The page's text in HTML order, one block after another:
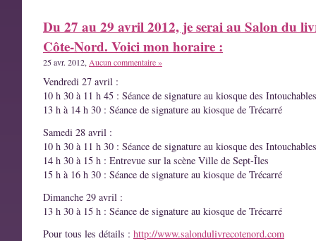
Du 27 au 29 avril 2012, je serai au Salon du
Côte-Nord. Voici mon horaire :
25 avr. 2012, Aucun commentaire »
Vendredi 27 avril :
10 h 30 à 11 h 45 : Séance de signature au kiosque des Intouchables
13 h à 14 h 30 : Séance de signature au kiosque de Trécarré
Samedi 28 avril :
10 h 30 à 11 h 30 : Séance de signature au kiosque des Intouchables
14 h 30 à 15 h : Entrevue sur la scène Ville de Sept-Îles
15 h à 16 h 30 : Séance de signature au kiosque de Trécarré
Dimanche 29 avril :
13 h 30 à 15 h : Séance de signature au kiosque de Trécarré
Pour tous les détails : http://www.salondulivrecotenord.com